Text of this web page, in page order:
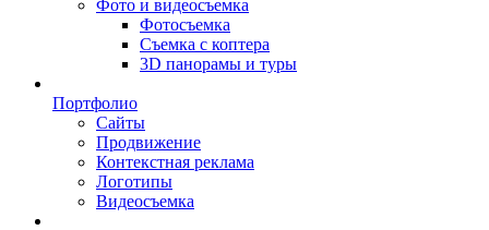
Фото и видеосъемка
Фотосъемка
Съемка с коптера
3D панорамы и туры
Портфолио
Сайты
Продвижение
Контекстная реклама
Логотипы
Видеосъемка